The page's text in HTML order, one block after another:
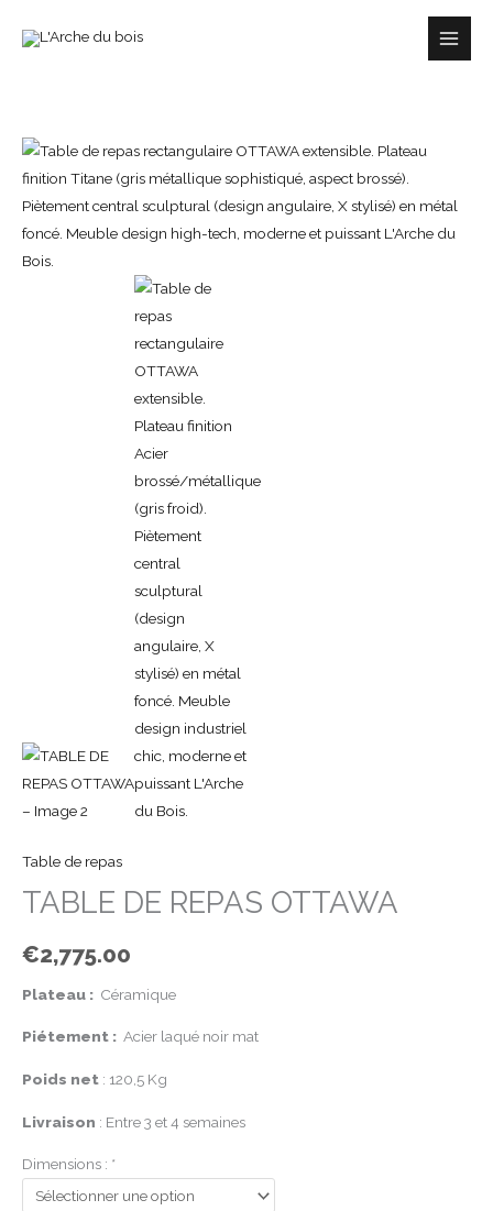
Table de repas
TABLE DE REPAS OTTAWA
€2,775.00
Plateau : Céramique
Piétement : Acier laqué noir mat
Poids net : 120,5 Kg
Livraison : Entre 3 et 4 semaines
Dimensions : *
quantité
de
TABLE
DE
REPAS